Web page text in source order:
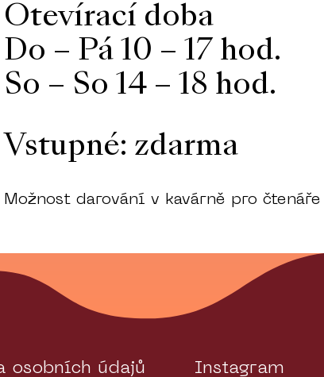
Otevírací doba
Do – Pá 10 – 17 hod.
So – So 14 – 18 hod.
Vstupné: zdarma
Možnost darování v kavárně pro čtenáře
osobních údajů Instagram